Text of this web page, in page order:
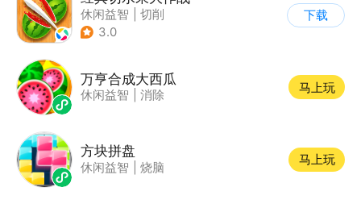
休闲益智
切削
3.0
下载
万亨合成大西瓜
休闲益智 消除
马上玩
方块拼盘
休闲益智 烧脑
马上玩